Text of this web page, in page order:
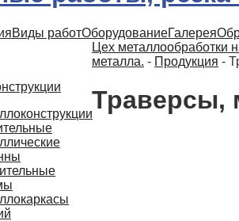
Виды работОборудованиеГалерея
Цех металлообработки
металла. - Продукция -
Траверсы,